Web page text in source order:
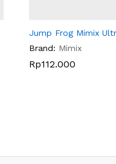
Jump Frog Mimix
Brand: Mimix
Rp112.000
Rp112.000